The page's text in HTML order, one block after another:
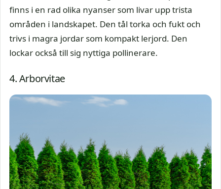
finns i en rad olika nyanser som livar upp trista
områden i landskapet. Den tål torka och fukt och
trivs i magra jordar som kompakt lerjord. Den
lockar också till sig nyttiga pollinerare.
4. Arborvitae